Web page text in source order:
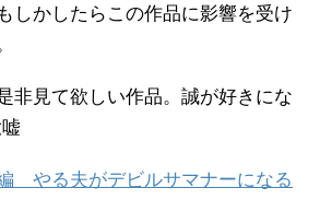
しかしたらこの作品に影響を受け
非見て欲しい作品。誠が好きにな
やる夫がデビルサマナーになる